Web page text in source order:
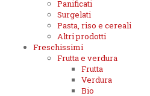
Panificati
Surgelati
Pasta, riso e cereali
Altri prodotti
Freschissimi
Frutta e verdura
Frutta
Verdura
Bio